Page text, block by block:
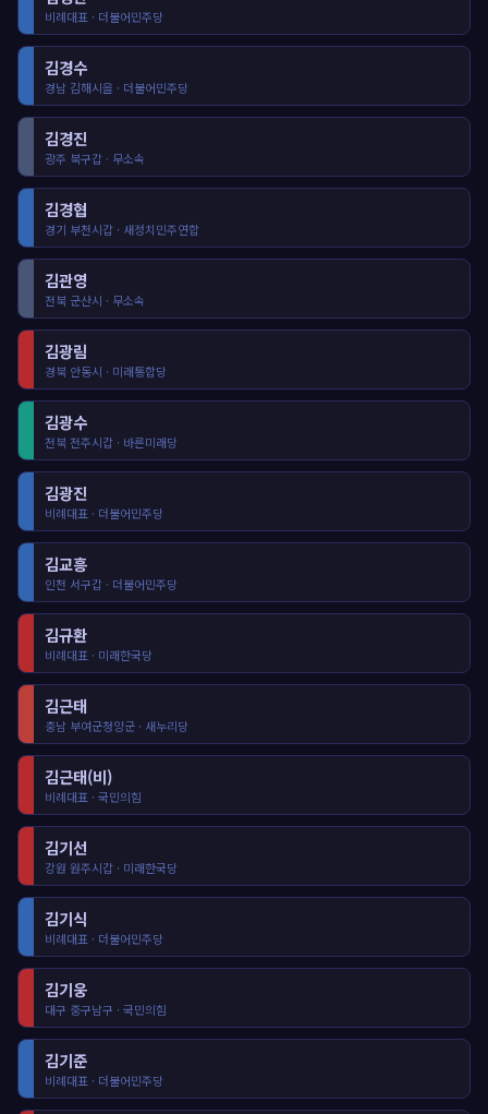
비례대표 · 더불어민주당
김경수
경남 김해시을 · 더불어민주당
김경진
광주 북구갑 · 무소속
김경협
경기 부천시갑 · 새정치민주연합
김관영
전북 군산시 · 무소속
김광림
경북 안동시 · 미래통합당
김광수
전북 전주시갑 · 바른미래당
김광진
비례대표 · 더불어민주당
김교흥
인천 서구갑 · 더불어민주당
김규환
비례대표 · 미래한국당
김근태
충남 부여군청양군 · 새누리당
김근태(비)
비례대표 · 국민의힘
김기선
강원 원주시갑 · 미래한국당
김기식
비례대표 · 더불어민주당
김기웅
대구 중구남구 · 국민의힘
김기준
비례대표 · 더불어민주당